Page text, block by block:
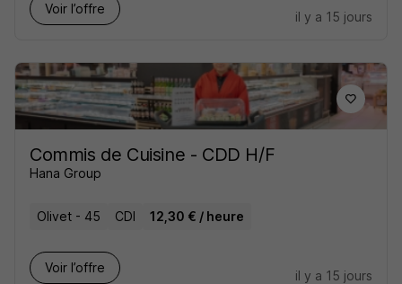
Voir l’offre
il y a 15 jours
Commis de Cuisine - CDD H/F
Hana Group
Olivet - 45 CDI 12,30 € / heure
Voir l’offre
il y a 15 jours